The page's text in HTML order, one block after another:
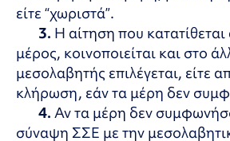
είτε “χωριστά”.
3. Η αίτηση που
μέρος, κοινοποιείται και στο
μεσολαβητής επιλέγεται, είτε
κλήρωση, εάν τα μέρη δεν
4. Αν τα μέρη δεν
σύναψη ΣΣΕ με την